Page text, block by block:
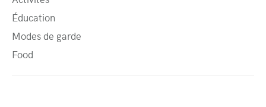
Éducation
Modes de garde
Food